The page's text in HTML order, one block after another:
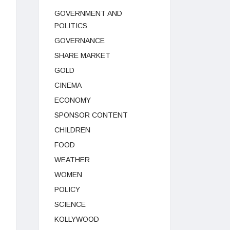
GOVERNMENT AND
POLITICS
GOVERNANCE
SHARE MARKET
GOLD
CINEMA
ECONOMY
SPONSOR CONTENT
CHILDREN
FOOD
WEATHER
WOMEN
POLICY
SCIENCE
KOLLYWOOD